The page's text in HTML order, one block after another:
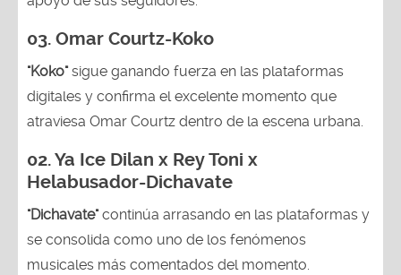
03. Omar Courtz-Koko
"Koko"sigue ganando fuerza en las plataformas
digitales y confirma el excelente momento que
atraviesa Omar Courtz dentro de la escena urbana.
02.Ya Ice Dilan x Rey Toni x
Helabusador-Dichavate
"Dichavate"continúa arrasando en las plataformas y
se consolida como uno de los fenómenos
musicales más comentados del momento.